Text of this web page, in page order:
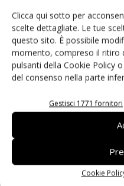
Clicca qui sotto per
scelte dettagliate. Le tue
questo sito. È possibile
momento, compreso il ritiro
pulsanti della Cookie Policy
del consenso nella parte
Gestisci 1771 fornitori
Cookie
SiC è destinata a
produttori prevede il
da 8” nell’arco dei prossimi
carburo di silicio è un
al silicio, quindi il costo
rispetto a quello di Igbt o
destinato a rimanere. Ma
sistema, l’alternativa
risultare preferibile nei
alta tensione, a condizione
ripensare all’approccio